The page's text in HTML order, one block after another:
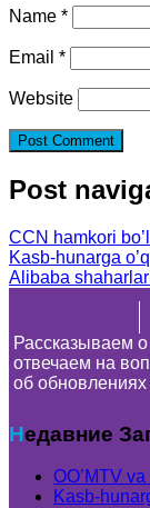
Name *
Email *
Website
Post
CCN hamkori
Kasb-hunarga
Alibaba
Рассказываем
отвечаем на
об обновлениях
Недавние
OO’MTV
Kasb-